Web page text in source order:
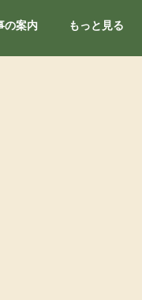
の案内 もっと見る